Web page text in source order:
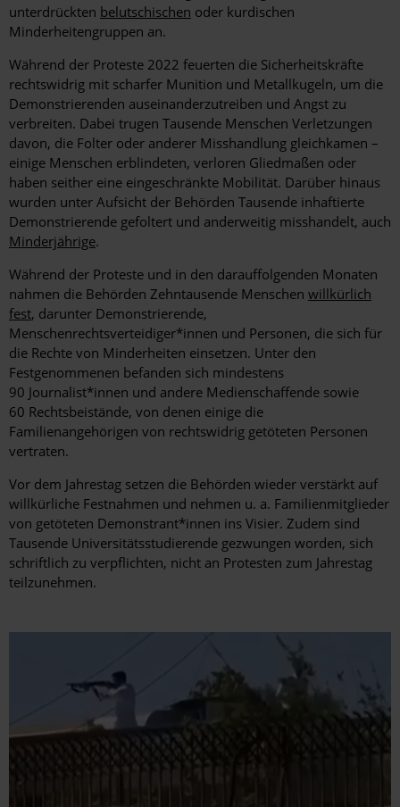
unterdrückten belutschischen oder kurdischen
Minderheitengruppen an.
Während der Proteste 2022 feuerten die Sicherheitskräfte
rechtswidrig mit scharfer Munition und Metallkugeln, um die
Demonstrierenden auseinanderzutreiben und Angst zu
verbreiten. Dabei trugen Tausende Menschen Verletzungen
davon, die Folter oder anderer Misshandlung gleichkamen –
einige Menschen erblindeten, verloren Gliedmaßen oder
haben seither eine eingeschränkte Mobilität. Darüber hinaus
wurden unter Aufsicht der Behörden Tausende inhaftierte
Demonstrierende gefoltert und anderweitig misshandelt, auch
Minderjährige.
Während der Proteste und in den darauffolgenden Monaten
nahmen die Behörden Zehntausende Menschen willkürlich
fest, darunter Demonstrierende,
Menschenrechtsverteidiger*innen und Personen, die sich für
die Rechte von Minderheiten einsetzen. Unter den
Festgenommenen befanden sich mindestens
90 Journalist*innen und andere Medienschaffende sowie
60 Rechtsbeistände, von denen einige die
Familienangehörigen von rechtswidrig getöteten Personen
vertraten.
Vor dem Jahrestag setzen die Behörden wieder verstärkt auf
willkürliche Festnahmen und nehmen u. a. Familienmitglieder
von getöteten Demonstrant*innen ins Visier. Zudem sind
Tausende Universitätsstudierende gezwungen worden, sich
schriftlich zu verpflichten, nicht an Protesten zum Jahrestag
teilzunehmen.